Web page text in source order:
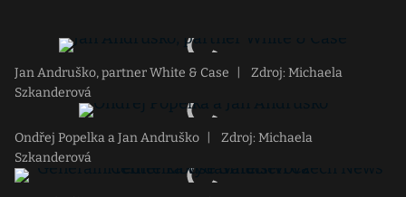
Jan Andruško, partner White & Case
Zdroj: Michaela
Szkanderová
Ondřej Popelka a Jan Andruško
Zdroj: Michaela
Szkanderová